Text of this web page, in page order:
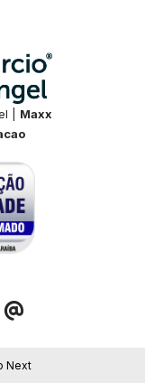
| Maxx
Next